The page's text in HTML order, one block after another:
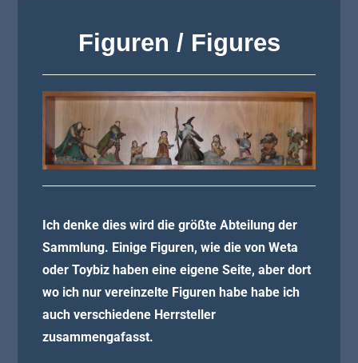
Figuren / Figures
Ich denke dies wird die größte Abteilung der
Sammlung. Einige Figuren, wie die von Weta
oder Toybiz haben eine eigene Seite, aber dort
wo ich nur vereinzelte Figuren habe habe ich
auch verschiedene Herrsteller
zusammengafasst.